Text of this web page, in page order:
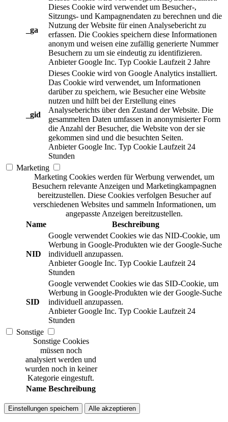
_ga
Dieses Cookie wird verwendet um Besucher-,
Sitzungs- und Kampagnendaten zu berechnen und die
Nutzung der Website für einen Analysebericht zu
erfassen. Die Cookies speichern diese Informationen
anonym und weisen eine zufällig generierte Nummer
Besuchern zu um sie eindeutig zu identifizieren.
Anbieter Google Inc. Typ Cookie Laufzeit 2 Jahre
_gid
Dieses Cookie wird von Google Analytics installiert.
Das Cookie wird verwendet, um Informationen
darüber zu speichern, wie Besucher eine Website
nutzen und hilft bei der Erstellung eines
Analyseberichts über den Zustand der Website. Die
gesammelten Daten umfassen in anonymisierter Form
die Anzahl der Besucher, die Website von der sie
gekommen sind und die besuchten Seiten.
Anbieter Google Inc. Typ Cookie Laufzeit 24
Stunden
Marketing
Marketing Cookies werden für Werbung verwendet, um
Besuchern relevante Anzeigen und Marketingkampagnen
bereitzustellen. Diese Cookies verfolgen Besucher auf
verschiedenen Websites und sammeln Informationen, um
angepasste Anzeigen bereitzustellen.
Name
Beschreibung
NID
Google verwendet Cookies wie das NID-Cookie, um
Werbung in Google-Produkten wie der Google-Suche
individuell anzupassen.
Anbieter Google Inc. Typ Cookie Laufzeit 24
Stunden
SID
Google verwendet Cookies wie das SID-Cookie, um
Werbung in Google-Produkten wie der Google-Suche
individuell anzupassen.
Anbieter Google Inc. Typ Cookie Laufzeit 24
Stunden
Sonstige
Sonstige Cookies
müssen noch
analysiert werden und
wurden noch in keiner
Kategorie eingestuft.
Name Beschreibung
Einstellungen speichern Alle akzeptieren